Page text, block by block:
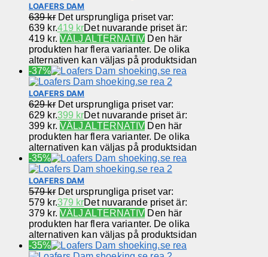
LOAFERS DAM
639kr Det ursprungliga priset var:
639 kr.419 krDet nuvarande priset är:
419 kr. VÄLJ ALTERNATIV Den här
produkten har flera varianter. De olika
alternativen kan väljas på produktsidan
-37%
LOAFERS DAM
629kr Det ursprungliga priset var:
629 kr.399 krDet nuvarande priset är:
399 kr. VÄLJ ALTERNATIV Den här
produkten har flera varianter. De olika
alternativen kan väljas på produktsidan
-35%
LOAFERS DAM
579kr Det ursprungliga priset var:
579 kr.379 krDet nuvarande priset är:
379 kr. VÄLJ ALTERNATIV Den här
produkten har flera varianter. De olika
alternativen kan väljas på produktsidan
-35%